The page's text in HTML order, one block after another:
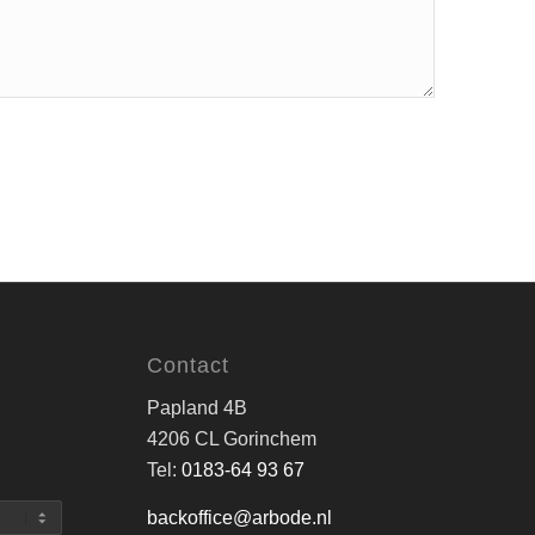
Contact
Papland 4B
4206 CL Gorinchem
Tel:0183-64 93 67
backoffice@arbode.nl